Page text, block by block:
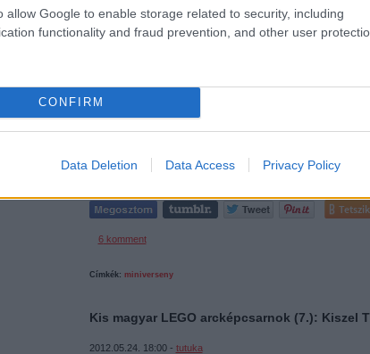
allow Google to enable storage related to security, including
functionality and fraud prevention, and other user
CONFIRM
Data Deletion Data Access Privacy Policy
17:50 )
Tetszik
6komment
Címkék: miniverseny
Kis magyar LEGO arcképcsarnok (7.): Kiszel
2012.05.24. 18:00 - tutuka